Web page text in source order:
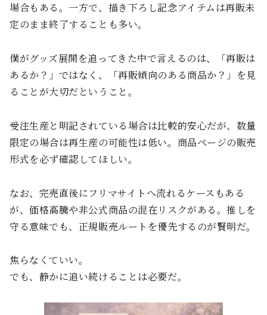
場合もある。一方で、描き下ろし記念アイテムは再販未
定のまま終了することも多い。
僕がグッズ展開を追ってきた中で言えるのは、「再販は
あるか？」ではなく、「再販傾向のある商品か？」を見
ることが大切だということ。
受注生産と明記されている場合は比較的安心だが、数量
限定の場合は再生産の可能性は低い。商品ページの販売
形式を必ず確認してほしい。
なお、完売直後にフリマサイトへ流れるケースもある
が、価格高騰や非公式商品の混在リスクがある。推しを
守る意味でも、正規販売ルートを優先するのが賢明だ。
焦らなくていい。
でも、静かに追い続けることは必要だ。